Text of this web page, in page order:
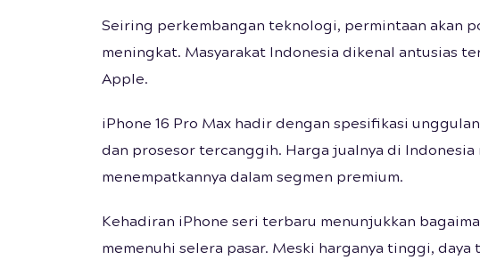
Seiring perkembangan teknologi, permintaan akan
meningkat. Masyarakat Indonesia dikenal antusias
Apple.
iPhone 16 Pro Max hadir dengan spesifikasi
dan prosesor tercanggih. Harga jualnya di Indonesia
menempatkannya dalam segmen premium.
Kehadiran iPhone seri terbaru menunjukkan
memenuhi selera pasar. Meski harganya tinggi,